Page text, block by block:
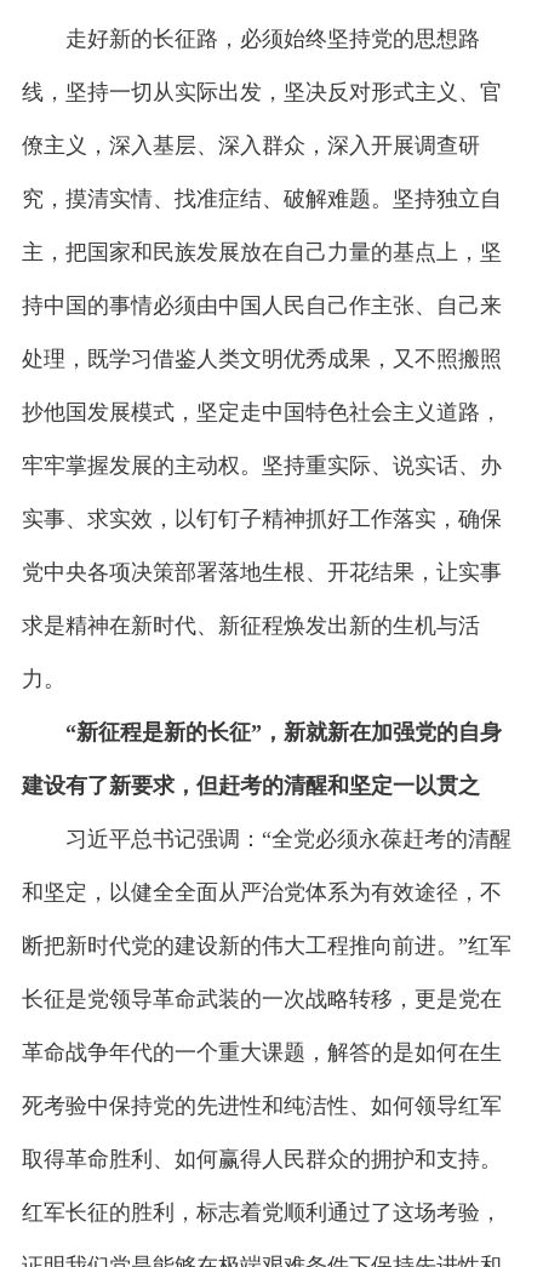
走好新的长征路，必须始终坚持党的思想路
线，坚持一切从实际出发，坚决反对形式主义、官
僚主义，深入基层、深入群众，深入开展调查研
究，摸清实情、找准症结、破解难题。坚持独立自
主，把国家和民族发展放在自己力量的基点上，坚
持中国的事情必须由中国人民自己作主张、自己来
处理，既学习借鉴人类文明优秀成果，又不照搬照
抄他国发展模式，坚定走中国特色社会主义道路，
牢牢掌握发展的主动权。坚持重实际、说实话、办
实事、求实效，以钉钉子精神抓好工作落实，确保
党中央各项决策部署落地生根、开花结果，让实事
求是精神在新时代、新征程焕发出新的生机与活
力。
“新征程是新的长征”，新就新在加强党的自身
建设有了新要求，但赶考的清醒和坚定一以贯之
习近平总书记强调：“全党必须永葆赶考的清醒
和坚定，以健全全面从严治党体系为有效途径，不
断把新时代党的建设新的伟大工程推向前进。”红军
长征是党领导革命武装的一次战略转移，更是党在
革命战争年代的一个重大课题，解答的是如何在生
死考验中保持党的先进性和纯洁性、如何领导红军
取得革命胜利、如何赢得人民群众的拥护和支持。
红军长征的胜利，标志着党顺利通过了这场考验，